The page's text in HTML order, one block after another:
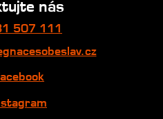
nás
507 111